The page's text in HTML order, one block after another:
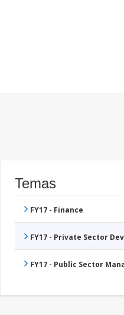
Temas
FY17 - Finance
FY17 - Private Sector
FY17 - Public Sector